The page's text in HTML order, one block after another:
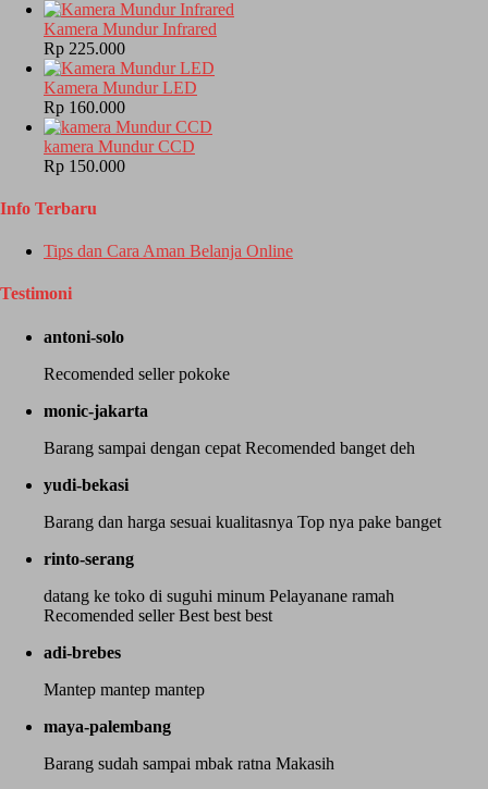
Kamera Mundur Infrared
Rp 225.000
Kamera Mundur LED
Rp 160.000
kamera Mundur CCD
Rp 150.000
Info Terbaru
Tips dan Cara Aman Belanja Online
Testimoni
antoni-solo
Recomended seller pokoke
monic-jakarta
Barang sampai dengan cepat Recomended banget deh
yudi-bekasi
Barang dan harga sesuai kualitasnya Top nya pake banget
rinto-serang
datang ke toko di suguhi minum Pelayanane ramah
Recomended seller Best best best
adi-brebes
Mantep mantep mantep
maya-palembang
Barang sudah sampai mbak ratna Makasih